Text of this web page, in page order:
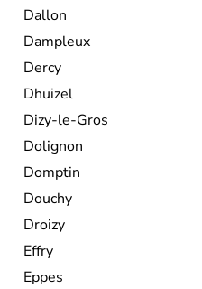
Dallon
Dampleux
Dercy
Dhuizel
Dizy-le-Gros
Dolignon
Domptin
Douchy
Droizy
Effry
Eppes